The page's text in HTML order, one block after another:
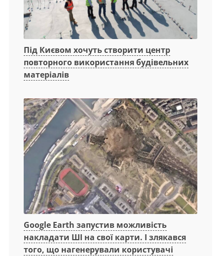
Під Києвом хочуть створити центр
повторного використання будівельних
матеріалів
Google Earth запустив можливість
накладати ШІ на свої карти. І злякався
того, що нагенерували користувачі